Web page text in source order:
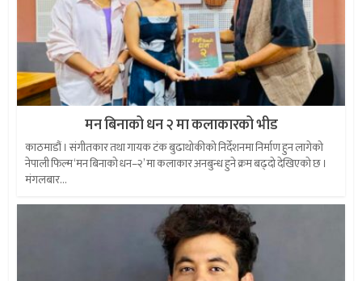
मन बिनाको धन २ मा कलाकारको भीड
काठमाडौं । संगीतकार तथा गायक टंक बुढाथोकीको निर्देशनमा निर्माण हुन लागेको
नेपाली फिल्म ‘मन बिनाको धन–२’ मा कलाकार अनबुन्ध हुने क्रम बढ्दो देखिएको छ ।
मंगलबार...